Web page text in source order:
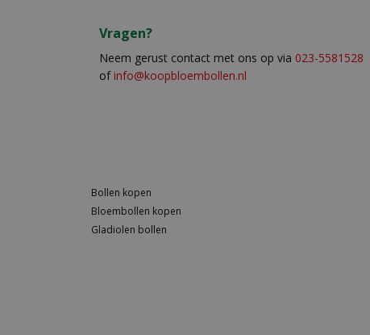
Vragen?
Neem gerust contact met ons op via 023-5581528
of info@koopbloembollen.nl
Bollen kopen
Bloembollen kopen
Gladiolen bollen